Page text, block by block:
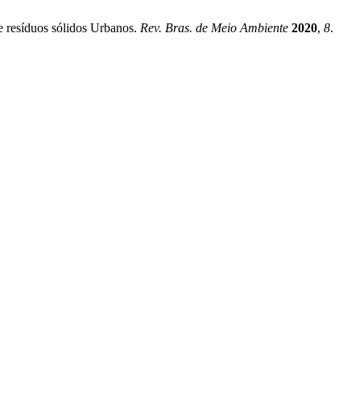
sólidos Urbanos. Rev. Bras. de Meio Ambiente 2020, 8.